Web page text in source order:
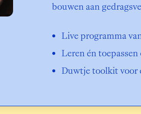
bouwen aan
Live programma
Leren én
Duwtje toolkit voor